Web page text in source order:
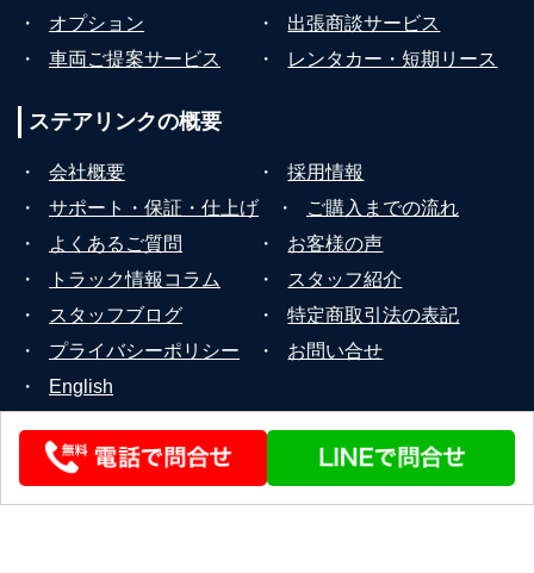
・
オプション ・
出張商談サービス
・
車両ご提案サービス ・ レンタカー・短期リース
ステアリンクの概要
・ 会社概要 ・
採用情報
・
サポート・保証・仕上げ ・
ご購入までの流れ
・
よくあるご質問 ・
お客様の声
・
トラック情報コラム ・
スタッフ紹介
・
スタッフブログ ・
特定商取引法の表記
・
プライバシーポリシー ・
お問い合せ
・
English
© 2026 STEERLINK Co.,Ltd